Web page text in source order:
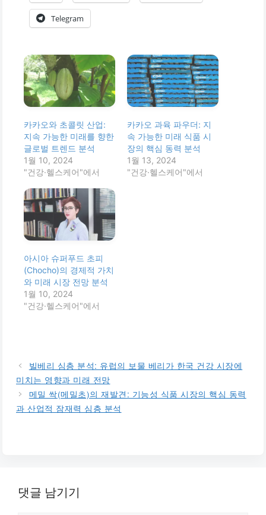
Telegram
카카오와 초콜릿 산업:
지속 가능한 미래를 향한
글로벌 트렌드 분석
1월 10, 2024
"건강·헬스케어"에서
카카오 과육 파우더: 지
속 가능한 미래 식품 시
장의 핵심 동력 분석
1월 13, 2024
"건강·헬스케어"에서
아시아 슈퍼푸드 초피
(Chocho)의 경제적 가치
와 미래 시장 전망 분석
1월 10, 2024
"건강·헬스케어"에서
빌베리 심층 분석: 유럽의 보물 베리가 한국 건강 시장에
미치는 영향과 미래 전망
메밀 싹(메밀초)의 재발견: 기능성 식품 시장의 핵심 동력
과 산업적 잠재력 심층 분석
댓글 남기기